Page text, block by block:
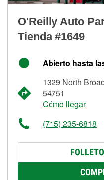
O'Reilly Auto
Tienda #1649
Abierto hasta
1329 North
54751
Cómo llegar
(715) 235-6818